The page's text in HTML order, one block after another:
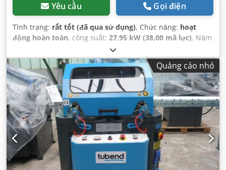
Yêu cầu Gọi điện
Tình trạng: rất tốt (đã qua sử dụng), Chức năng: hoạt
động hoàn toàn, công suất: 27,95 kW (38,00 mã lực), Năm
, giờ hoạt động:
Quảng cáo nhỏ